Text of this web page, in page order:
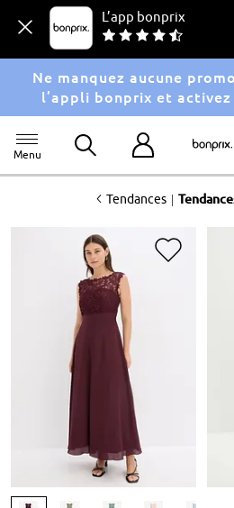
L’app bonprix
Ne manquez aucune
l’appli bonprix et
Menu
<Tendances |